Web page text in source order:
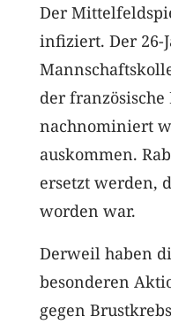
Der
infiziert. Der 26-
der
nachnominiert
auskommen.
ersetzt werden,
worden war.
Derweil haben
besonderen
gegen